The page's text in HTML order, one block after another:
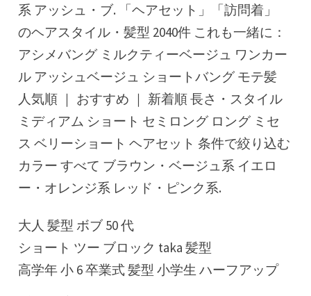
系 アッシュ・ブ. 「ヘアセット」「訪問着」
のヘアスタイル・髪型 2040件 これも一緒に：
アシメバング ミルクティーベージュ ワンカー
ル アッシュベージュ ショートバング モテ髪
人気順 ｜ おすすめ ｜ 新着順 長さ・スタイル
ミディアム ショート セミロング ロング ミセ
ス ベリーショート ヘアセット 条件で絞り込む
カラー すべて ブラウン・ベージュ系 イエロ
ー・オレンジ系 レッド・ピンク系.
大人 髪型 ボブ 50 代
ショート ツー ブロック taka 髪型
高学年 小 6 卒業式 髪型 小学生 ハーフアップ